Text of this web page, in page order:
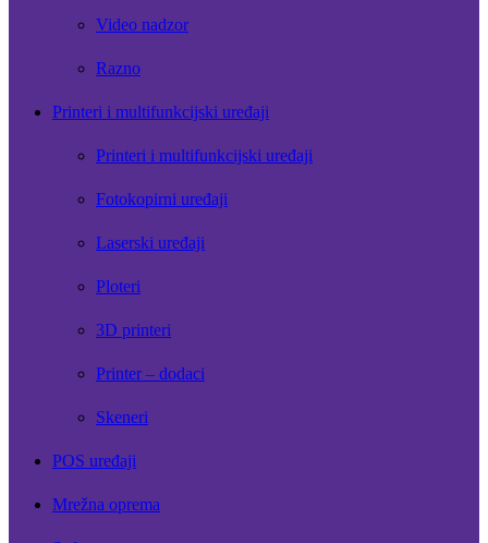
Video nadzor
Razno
Printeri i multifunkcijski uređaji
Printeri i multifunkcijski uređaji
Fotokopirni uređaji
Laserski uređaji
Ploteri
3D printeri
Printer – dodaci
Skeneri
POS uređaji
Mrežna oprema